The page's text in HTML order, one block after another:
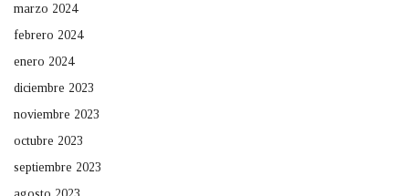
marzo 2024
febrero 2024
enero 2024
diciembre 2023
noviembre 2023
octubre 2023
septiembre 2023